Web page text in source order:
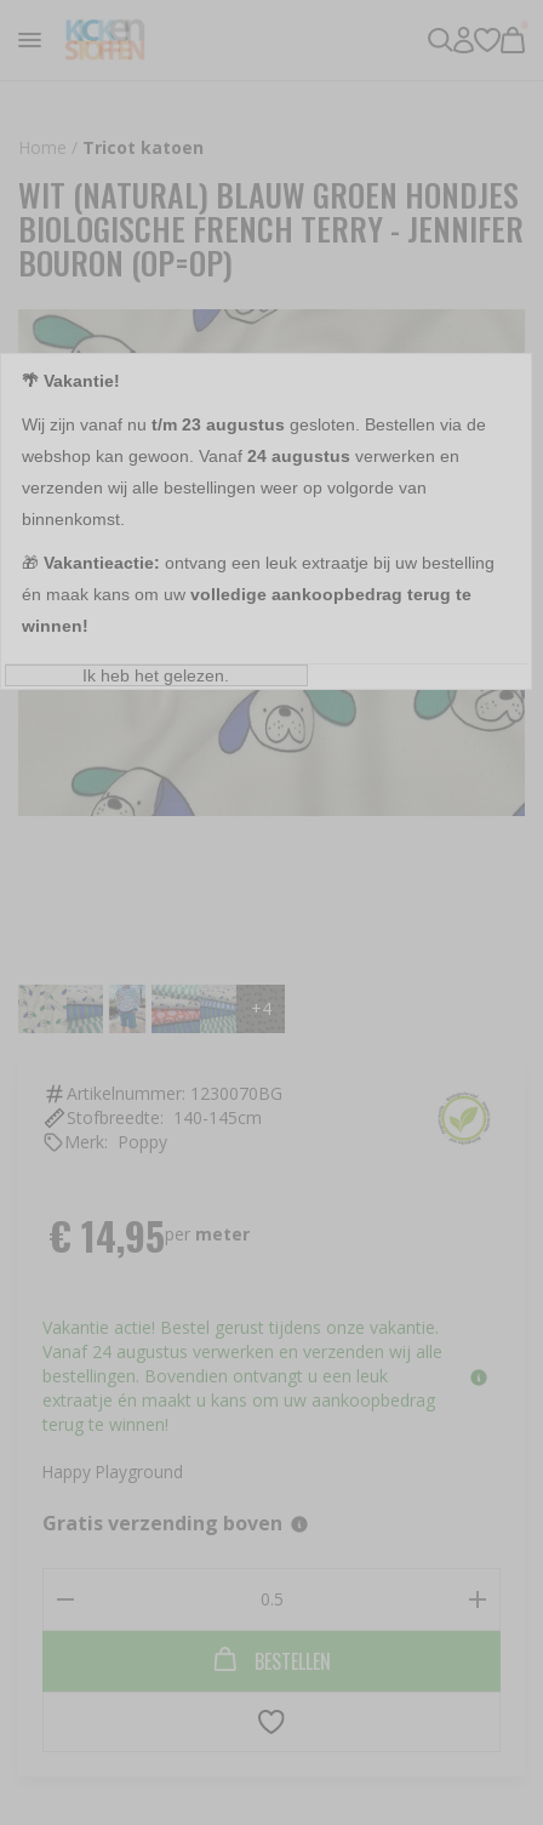
Home / Tricot katoen
WIT (NATURAL) BLAUW GROEN HONDJES
BIOLOGISCHE FRENCH TERRY - JENNIFER
BOURON (OP=OP)
Artikelnummer: 1230070BG
Stofbreedte: 140-145cm
Merk: Poppy
€14,95per meter
Vakantie actie! Bestel gerust tijdens onze vakantie.
Vanaf 24 augustus verwerken en verzenden wij alle
bestellingen. Bovendien ontvangt u een leuk
extraatje én maakt u kans om uw aankoopbedrag
terug te winnen!
Happy Playground
Gratis verzending boven
Nederland vanaf €
150,00
Duitsland vanaf €
400,00
Ook van toepassing op
Frankrijk, Denemarken,
Luxemburg, Monaco en
BESTELLEN
🌴 Vakantie!
Wij zijn vanaf nu t/m 23 augustus gesloten. Bestellen via de
webshop kan gewoon. Vanaf 24 augustus verwerken en
verzenden wij alle bestellingen weer op volgorde van
binnenkomst.
🎁 Vakantieactie: ontvang een leuk extraatje bij uw bestelling
én maak kans om uw volledige aankoopbedrag terug te
winnen!
Ik heb het gelezen.